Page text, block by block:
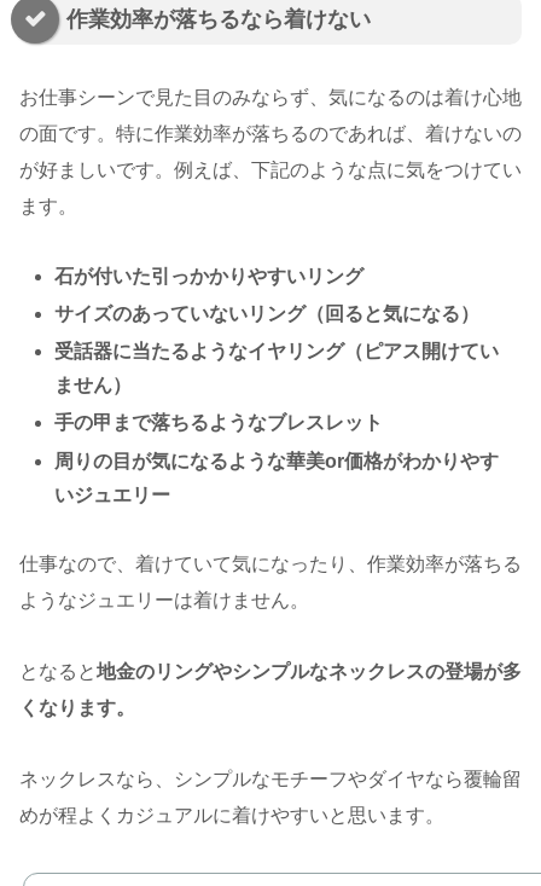
作業効率が落ちるなら着けない
お仕事シーンで見た目のみならず、気になるのは着け心地
の面です。特に作業効率が落ちるのであれば、着けないの
が好ましいです。例えば、下記のような点に気をつけてい
ます。
石が付いた引っかかりやすいリング
サイズのあっていないリング（回ると気になる）
受話器に当たるようなイヤリング（ピアス開けてい
ません）
手の甲まで落ちるようなブレスレット
周りの目が気になるような華美or価格がわかりやす
いジュエリー
仕事なので、着けていて気になったり、作業効率が落ちる
ようなジュエリーは着けません。
となると地金のリングやシンプルなネックレスの登場が多
くなります。
ネックレスなら、シンプルなモチーフやダイヤなら覆輪留
めが程よくカジュアルに着けやすいと思います。